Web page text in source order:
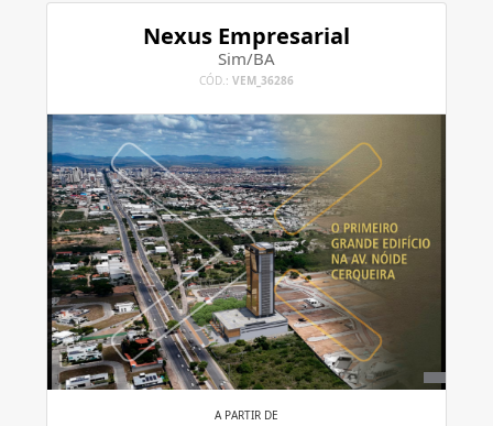
Nexus Empresarial
Sim/BA
CÓD.: VEM_36286
A PARTIR DE